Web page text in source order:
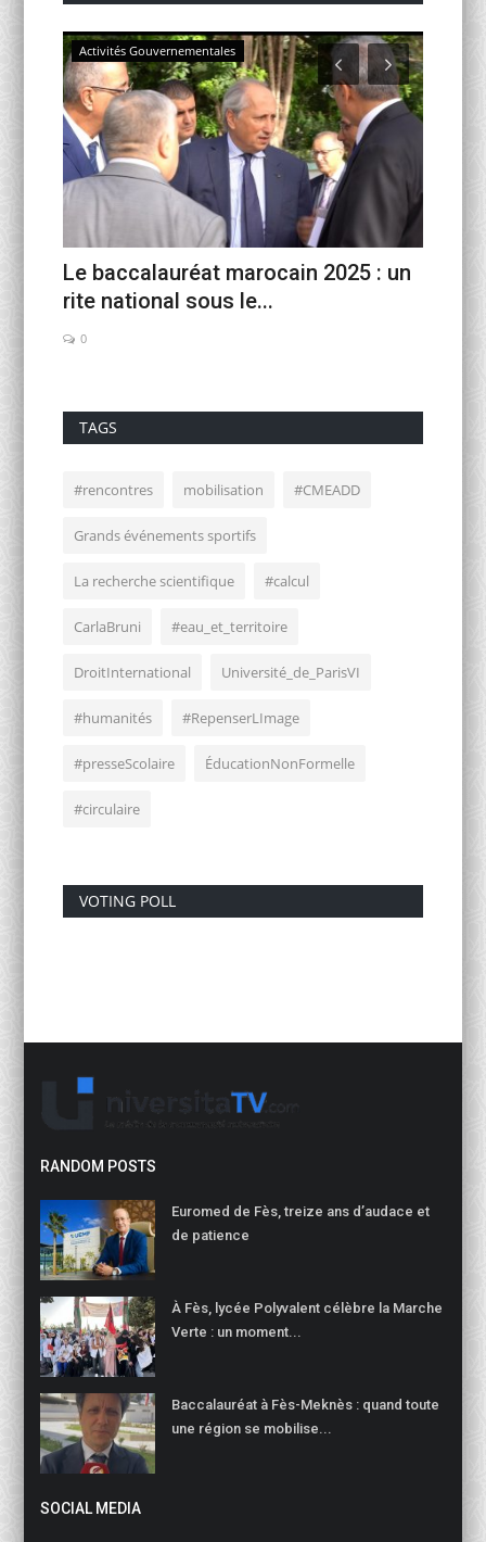
Activités Gouvernementales
Le baccalauréat marocain 2025 : un
rite national sous le...
0
TAGS
#rencontres mobilisation #CMEADD
Grands événements sportifs
La recherche scientifique #calcul
CarlaBruni #eau_et_territoire
DroitInternational Université_de_ParisVI
#humanités #RepenserLImage
#presseScolaire ÉducationNonFormelle
#circulaire
VOTING POLL
RANDOM POSTS
Euromed de Fès, treize ans d’audace et
de patience
À Fès, lycée Polyvalent célèbre la Marche
Verte : un moment...
Baccalauréat à Fès-Meknès : quand toute
une région se mobilise...
SOCIAL MEDIA